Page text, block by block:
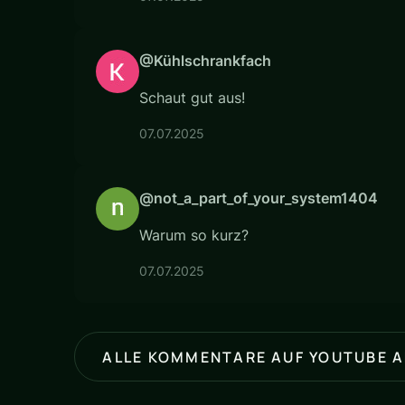
@Kühlschrankfach
Schaut gut aus!
07.07.2025
@not_a_part_of_your_system1404
Warum so kurz?
07.07.2025
ALLE KOMMENTARE AUF YOUTUBE